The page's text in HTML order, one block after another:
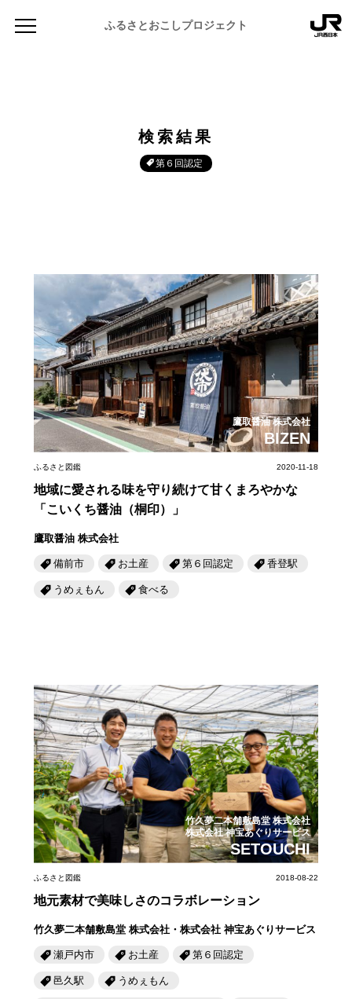
ふるさとおこしプロジェクト
ふるさと図鑑
ふるさと文庫
ふるさと散歩
人・もの・こと
あの駅この駅
JR PREMIUM SELECT SETOUCHI
JR西日本グループのおみやげ開発
岡山海苔シリーズ
みんなのドーナツ
岡山育ちのアイスバー
雑貨シリーズ
恋するジャージー 瀬戸田レモン
蒜山ショコラ
せとうちの果実 チューハイ
CATALOG
ふるさとあっ晴れ認定
ふるさとあっ晴れ認定
カテゴリー・タグ・キーワードから探す
第14回 持続と進化 第13回 せとうちの海を育む山々
第12回 挑戦
第6回 瀬戸内市/備前市/和気町/赤磐市 第5回 津山市/鏡野町/吉備中央町/久米南町/美咲町
第4回 倉敷市/玉野市/浅口市/里庄町 第3回 尾道市/福山市/笠岡市/府中市
第2回 真庭市/新庄村 第1回 新見市/高梁市/総社市/井原市/矢掛町
ふるさとあっ晴れ認定とは デジタルカタログ
TRAIN
観光列車
Urara
SAKU美SAKU楽
La Malle de Bois
地酒列車
ABOUT
ふるさとおこしプロジェクトとは
検索結果
第６回認定
鷹取醤油 株式会社
BIZEN
ふるさと図鑑 2020-11-18
地域に愛される味を守り続けて甘くまろやかな
「こいくち醤油（桐印）」
鷹取醤油 株式会社
備前市 お土産 第６回認定 香登駅
うめぇもん 食べる
竹久夢二本舗敷島堂 株式会社
株式会社 神宝あぐりサービス
SETOUCHI
ふるさと図鑑 2018-08-22
地元素材で美味しさのコラボレーション
竹久夢二本舗敷島堂 株式会社・株式会社 神宝あぐりサービス
瀬戸内市 お土産 第６回認定
邑久駅 うめぇもん